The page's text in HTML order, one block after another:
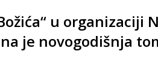
u organizaciji
je novogodišnja